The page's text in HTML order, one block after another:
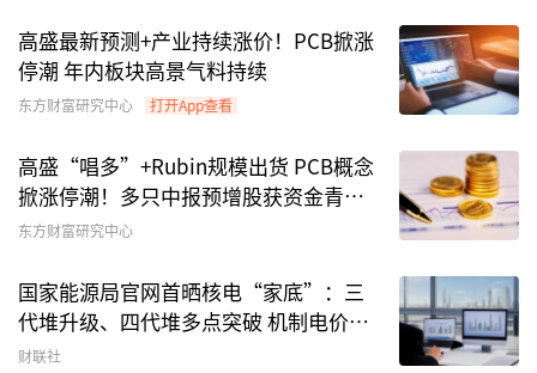
等均有百亿“爆款”出现。
正在成为机构“冲规模”利器？
虽然同业存单指数基金的同质化程度很高，但同业
存单作为商业银行进行主动负债管理的重要工具，
实则广泛应用于机构配置中，类似于银行向金融机
合思路更加有效。
前述渠道人士分析指出，同业存单发行人信用评级
高盛最新预测+产业持续涨价！PCB掀涨
停潮 年内板块高景气料持续
东方财富研究中心 打开App查看
高盛“唱多”+Rubin规模出货 PCB概念
掀涨停潮！多只中报预增股获资金青睐
(名单)
东方财富研究中心
国家能源局官网首晒核电“家底”：三
代堆升级、四代堆多点突破 机制电价启
幕
财联社